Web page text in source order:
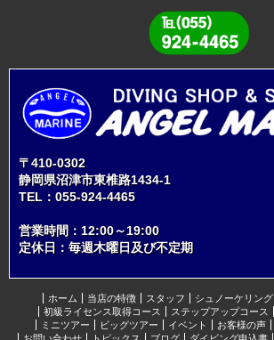
〒410-0302
静岡県沼津市東椎路1434-1
TEL： 055-924-4465
営業時間：12:00～19:00
定休日：毎週木曜日及び不定期
ホーム 当店の特徴 スタッフ シュノーケリング
初級ライセンス取得コース
ステップアップコース
ミニツアー
ビッグツアー イベント お客様の声